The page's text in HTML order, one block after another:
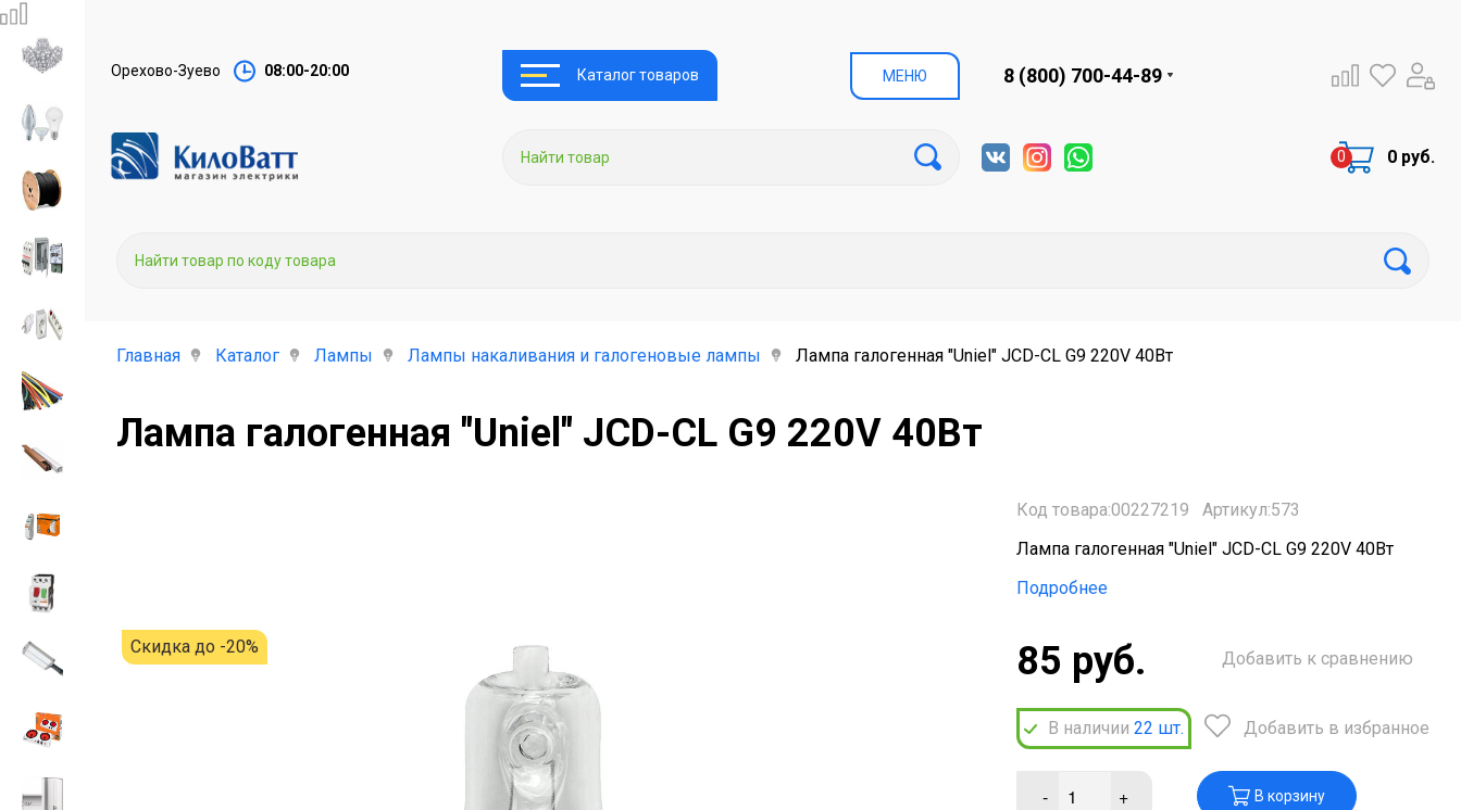
Орехово-Зуево 08:00-20:00 Каталог товаров МЕНЮ 8 (800) 700-44-89
0 руб.
Главная Каталог Лампы Лампы накаливания и галогеновые лампы Лампа галогенная "Uniel" JCD-CL G9 220V 40Вт
Лампа галогенная "Uniel" JCD-CL G9 220V 40Вт
Скидка до -20%
Код товара:00227219
Артикул:573
Лампа галогенная "Uniel" JCD-CL G9 220V 40Вт
Подробнее
85 руб.
В наличии 22 шт.
Добавить к сравнению
Добавить в избранное
- + В корзину